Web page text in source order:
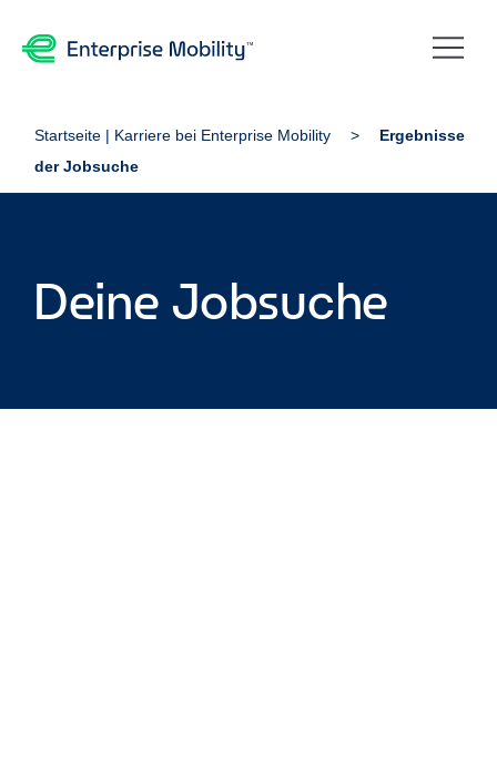
Startseite | Karriere bei Enterprise Mobility
Ergebnisse
der Jobsuche
Deine Jobsuche